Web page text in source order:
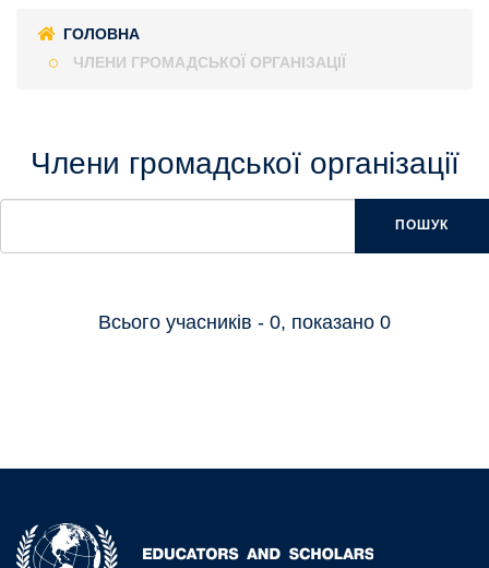
ГОЛОВНА
ЧЛЕНИ ГРОМАДСЬКОЇ ОРГАНІЗАЦІЇ
Члени громадської організації
ПОШУК
Всього учасників - 0, показано 0